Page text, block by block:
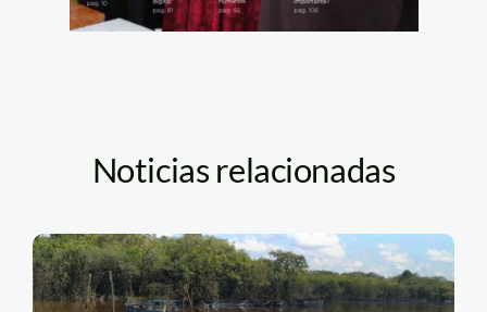
Noticias relacionadas